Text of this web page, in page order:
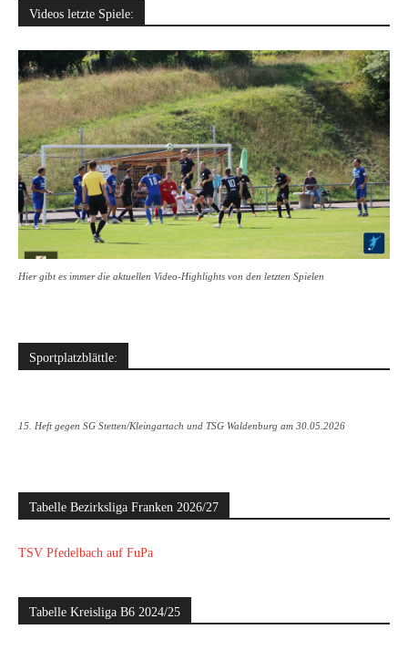
Videos letzte Spiele:
Hier gibt es immer die aktuellen Video-Highlights von den letzten Spielen
Sportplatzblättle:
15. Heft gegen SG Stetten/Kleingartach und TSG Waldenburg am 30.05.2026
Tabelle Bezirksliga Franken 2026/27
TSV Pfedelbach auf FuPa
Tabelle Kreisliga B6 2024/25